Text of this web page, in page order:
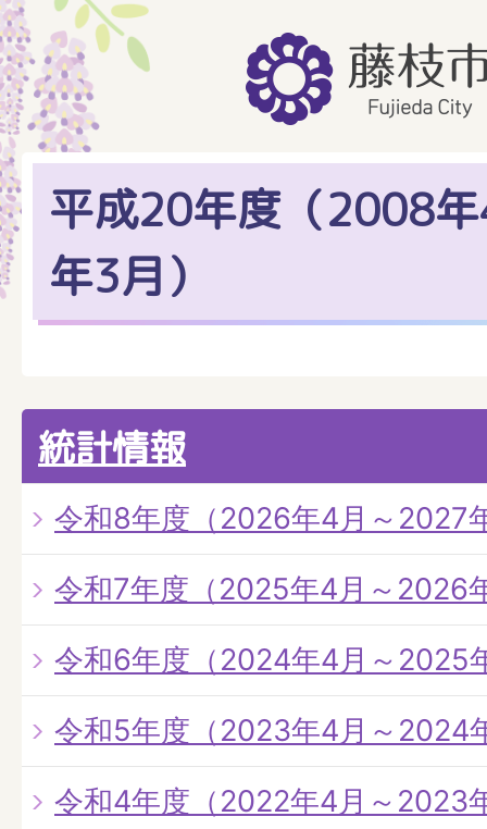
平成20年度（2008
年3月）
統計情報
令和8年度（2026年4月～2027
令和7年度（2025年4月～2026
令和6年度（2024年4月～2025
令和5年度（2023年4月～2024
令和4年度（2022年4月～2023